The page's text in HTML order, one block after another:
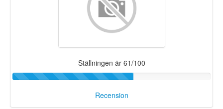
Ställningen är 61/100
Recension